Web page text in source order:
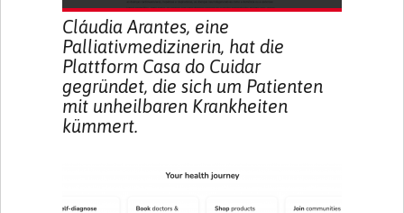
Cláudia Arantes, eine
Palliativmedizinerin, hat die
Plattform Casa do Cuidar
gegründet, die sich um Patienten
mit unheilbaren Krankheiten
kümmert.